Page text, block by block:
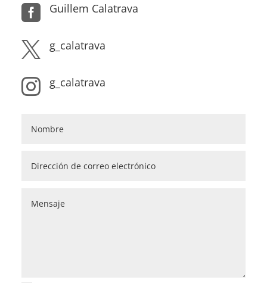
 Guillem Calatrava
 g_calatrava
 g_calatrava